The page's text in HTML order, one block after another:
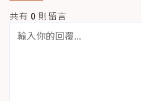
共有 0 則留言